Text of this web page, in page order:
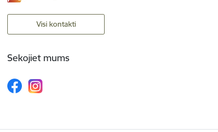
Visi kontakti
Sekojiet mums